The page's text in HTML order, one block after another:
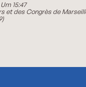
15:47
et des Congrès de
)